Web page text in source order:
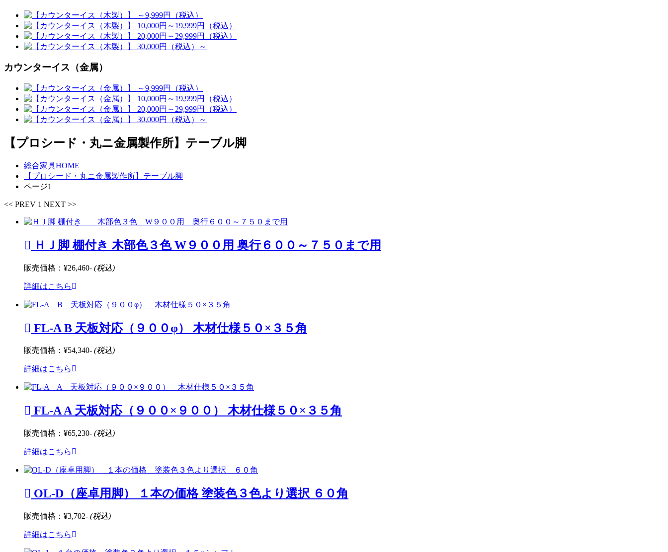
カウンターイス（金属）
【プロシード・丸ニ金属製作所】テーブル脚
総合家具HOME
【プロシード・丸ニ金属製作所】テーブル脚
ページ1
<< PREV 1 NEXT >>
ＨＪ脚 棚付き 木部色３色 W９００用 奥行６００～７５０まで用
販売価格： ¥26,460- (税込)
詳細はこちら
FL-A B 天板対応（９００φ） 木材仕様５０×３５角
販売価格： ¥54,340- (税込)
詳細はこちら
FL-A A 天板対応（９００×９００） 木材仕様５０×３５角
販売価格： ¥65,230- (税込)
詳細はこちら
OL-D（座卓用脚） １本の価格 塗装色３色より選択 ６０角
販売価格： ¥3,702- (税込)
詳細はこちら